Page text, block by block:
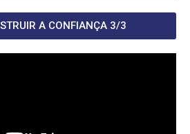
A CONFIANÇA 3/3